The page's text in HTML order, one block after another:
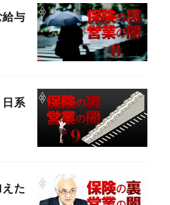
与
系
た